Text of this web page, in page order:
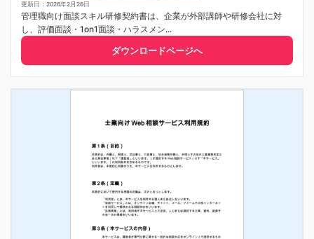
更新日：2026年2月26日
管理職向け面談スキル研修契約書は、企業が外部講師や研修会社に対
し、評価面談・1on1面談・ハラスメン...
ダウンロードページへ